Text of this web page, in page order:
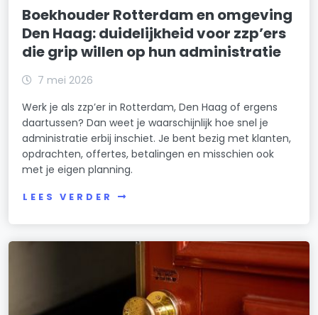
Boekhouder Rotterdam en omgeving
Den Haag: duidelijkheid voor zzp’ers
die grip willen op hun administratie
7 mei 2026
Werk je als zzp’er in Rotterdam, Den Haag of ergens
daartussen? Dan weet je waarschijnlijk hoe snel je
administratie erbij inschiet. Je bent bezig met klanten,
opdrachten, offertes, betalingen en misschien ook
met je eigen planning.
LEES VERDER